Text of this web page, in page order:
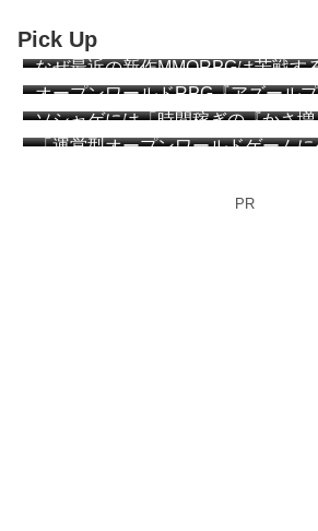
Pick Up
なぜ最近の新作MMORPGは苦戦す
ベテラン達が説明 “MMOは『ゲー
た”
オープンワールドRPG『アズール
CBT簡易レビュー
ソシャゲには「時間稼ぎの『かさ
が必要か？」 アークナイツ：エン
「運営型オープンワールドゲーム
PR